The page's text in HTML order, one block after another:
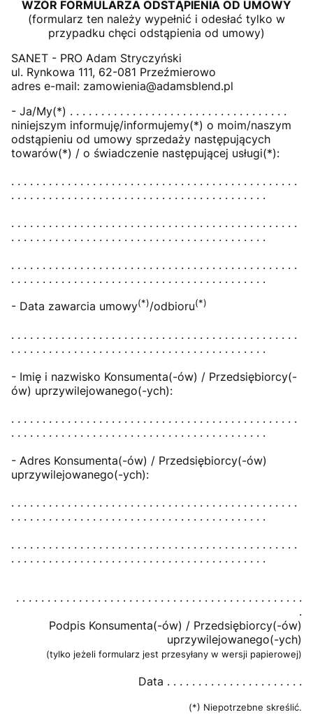
WZÓR FORMULARZA ODSTĄPIENIA OD UMOWY
(formularz ten należy wypełnić i odesłać tylko w
przypadku chęci odstąpienia od umowy)
SANET - PRO Adam Stryczyński
ul. Rynkowa 111, 62-081 Przeźmierowo
adres e-mail: zamowienia@adamsblend.pl
- Ja/My(*) . . . . . . . . . . . . . . . . . . . . . . . . . . . . . . . . . . .
niniejszym informuję/informujemy(*) o moim/naszym
odstąpieniu od umowy sprzedaży następujących
towarów(*) / o świadczenie następującej usługi(*):
. . . . . . . . . . . . . . . . . . . . . . . . . . . . . . . . . . . . . . . . . . . . . .
. . . . . . . . . . . . . . . . . . . . . . . . . . . . . . . . . . . . . . . . .
. . . . . . . . . . . . . . . . . . . . . . . . . . . . . . . . . . . . . . . . . . . . . .
. . . . . . . . . . . . . . . . . . . . . . . . . . . . . . . . . . . . . . . . .
. . . . . . . . . . . . . . . . . . . . . . . . . . . . . . . . . . . . . . . . . . . . . .
. . . . . . . . . . . . . . . . . . . . . . . . . . . . . . . . . . . . . . . . .
- Data zawarcia umowy(*)/odbioru(*)
. . . . . . . . . . . . . . . . . . . . . . . . . . . . . . . . . . . . . . . . . . . . . .
. . . . . . . . . . . . . . . . . . . . . . . . . . . . . . . . . . . . . . . . .
- Imię i nazwisko Konsumenta(-ów) / Przedsiębiorcy(-
ów) uprzywilejowanego(-ych):
. . . . . . . . . . . . . . . . . . . . . . . . . . . . . . . . . . . . . . . . . . . . . .
. . . . . . . . . . . . . . . . . . . . . . . . . . . . . . . . . . . . . . . . .
- Adres Konsumenta(-ów) / Przedsiębiorcy(-ów)
uprzywilejowanego(-ych):
. . . . . . . . . . . . . . . . . . . . . . . . . . . . . . . . . . . . . . . . . . . . . .
. . . . . . . . . . . . . . . . . . . . . . . . . . . . . . . . . . . . . . . . .
. . . . . . . . . . . . . . . . . . . . . . . . . . . . . . . . . . . . . . . . . . . . . .
. . . . . . . . . . . . . . . . . . . . . . . . . . . . . . . . . . . . . . . . .
. . . . . . . . . . . . . . . . . . . . . . . . . . . . . . . . . . . . . . . . . . . . . .
.
Podpis Konsumenta(-ów) / Przedsiębiorcy(-ów)
uprzywilejowanego(-ych)
(tylko jeżeli formularz jest przesyłany w wersji papierowej)
Data . . . . . . . . . . . . . . . . . . . . . .
(*) Niepotrzebne skreślić.